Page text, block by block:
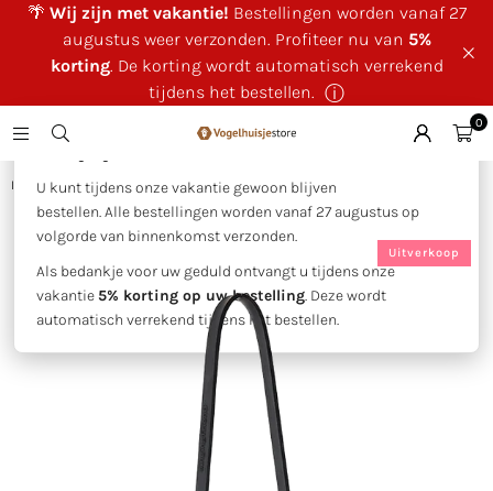
🌴 Wij zijn met vakantie! Bestellingen worden vanaf 27
augustus weer verzonden. Profiteer nu van 5%
korting. De korting wordt automatisch verrekend
tijdens het bestellen. ⓘ
×
U kunt tijdens onze vakantie gewoon blijven
bestellen. Alle bestellingen worden vanaf 27 augustus op
volgorde van binnenkomst verzonden.
Als bedankje voor uw geduld ontvangt u tijdens onze
vakantie5% korting op uw bestelling. Deze wordt
automatisch verrekend tijdens het bestellen.
0
Huis Voedersilo's voor pinda's | SingingFriend -Max beige
Uitverkoop